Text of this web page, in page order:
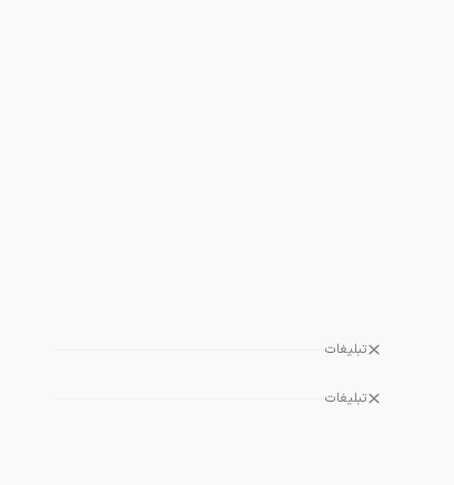
تبلیغات
تبلیغات